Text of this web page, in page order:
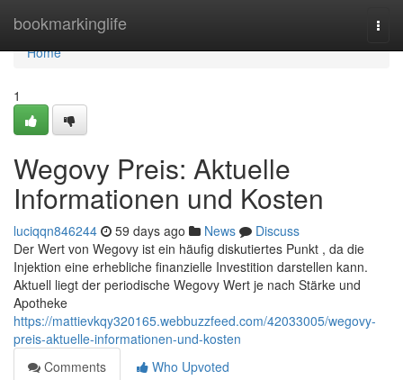
bookmarkinglife
Home
Home
1
Wegovy Preis: Aktuelle
Informationen und Kosten
luciqqn846244 59 days ago News
Discuss
Der Wert von Wegovy ist ein häufig diskutiertes Punkt , da die
Injektion eine erhebliche finanzielle Investition darstellen kann.
Aktuell liegt der periodische Wegovy Wert je nach Stärke und
Apotheke
https://mattievkqy320165.webbuzzfeed.com/42033005/wegovy-
preis-aktuelle-informationen-und-kosten
Comments
Who Upvoted